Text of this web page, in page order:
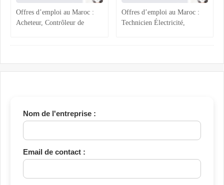
Offres d’emploi au Maroc :
Acheteur, Contrôleur de
Offres d’emploi au Maroc :
Technicien Électricité,
Nom de l'entreprise :
Email de contact :